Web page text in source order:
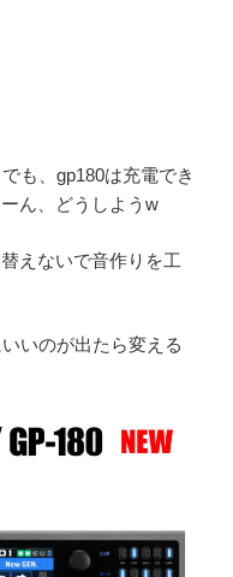
も、gp180は充電でき
ん、どうしようw
えないで音作りを工
いのが出たら変える